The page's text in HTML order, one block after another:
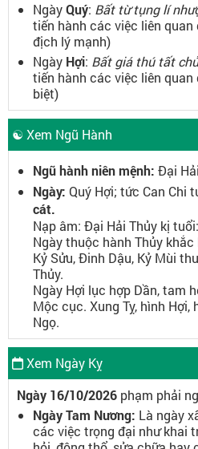
NgàyQuý: Bất từ tụng lí
tiến hành các việc liên quan
địch lý mạnh)
Ngày Hợi: Bất giá thú tất
tiến hành các việc liên
biệt)
☯ Xem Ngũ Hành
Ngũ hành niên mệnh: Đại
Ngày: Quý Hợi; tức Can Chi
cát.
Nạp âm: Đại Hải Thủy kị
Ngày thuộc hành Thủy
Kỷ Sửu, Đinh Dậu, Kỷ Mùi
Thủy.
Ngày Hợi lục hợp Dần, tam
Mộc cục. Xung Tỵ, hình Hợi,
Ngọ.
Xem Ngày Kỵ
Ngày 16/10/2026 phạm phải
Ngày Tam Nương: Là ngày
các việc trọng đại như khai